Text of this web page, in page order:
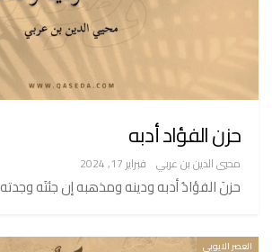
حزن الفؤاد أدبه
محيي الدين بن عربي فبراير 17, 2024
حزنَ الفؤادُ أدبه ودينه ومذهبه إن جئتَه وجدته
العصر الايوبي